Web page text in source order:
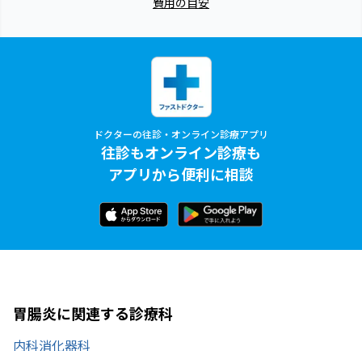
ドクターの往診・オンライン診療アプリ
往診もオンライン診療も
アプリから便利に相談
胃腸炎に関連する診療科
内科消化器科